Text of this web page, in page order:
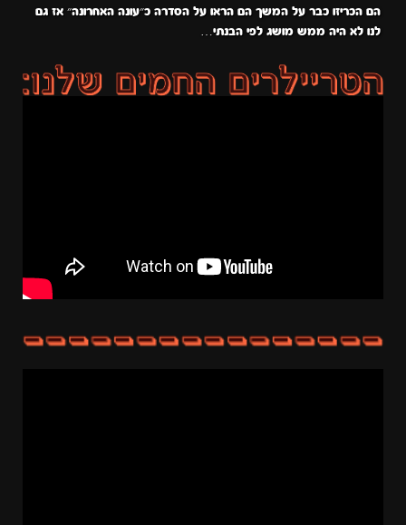
הם הכריזו כבר על המשך הם הראו על הסדרה כ״עונה האחרונה״ אז גם
לנו לא היה ממש מושג לפי הבנתי…